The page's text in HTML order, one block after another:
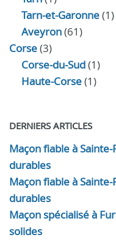
Tarn-et-Garonne(1)
Aveyron(61)
Corse(3)
Corse-du-Sud(1)
Haute-Corse(1)
DERNIERS ARTICLES
Maçon fiable à
durables
Maçon fiable à
durables
Maçon spécialisé à
solides